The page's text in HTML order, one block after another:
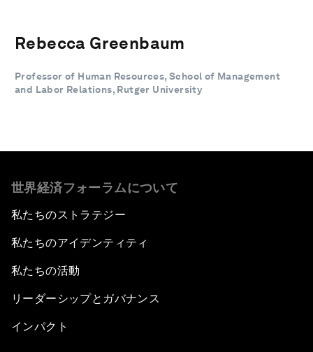
Rebecca Greenbaum
Professor of Human Resources, School of Management
and Labor Relations, Rutger University
世界経済フォーラムについて
私たちのストラテジー
私たちのアイデンティティ
私たちの活動
リーダーシップとガバナンス
インパクト